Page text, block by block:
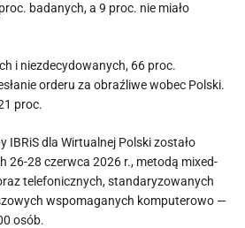
badanych, a 9 proc. nie miało
i niezdecydowanych, 66 proc.
orderu za obraźliwe wobec Polski.
proc.
IBRiS dla Wirtualnej Polski zostało
26-28 czerwca 2026 r., metodą mixed-
telefonicznych, standaryzowanych
wspomaganych komputerowo —
osób.